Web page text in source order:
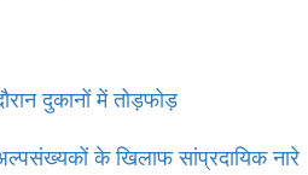
दुकानों में तोड़फोड़
के खिलाफ सांप्रदायिक नारे